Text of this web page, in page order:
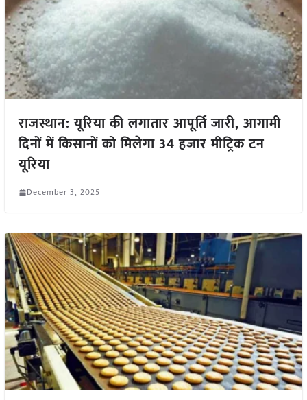
राजस्थान: यूरिया की लगातार आपूर्ति जारी, आगामी
दिनों में किसानों को मिलेगा 34 हजार मीट्रिक टन
यूरिया
December 3, 2025